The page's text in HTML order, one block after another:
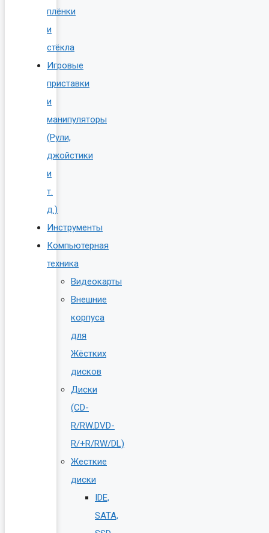
плёнки
и
стёкла
Игровые
приставки
и
манипуляторы
(Рули,
джойстики
и
т.
д.)
Инструменты
Компьютерная
техника
Видеокарты
Внешние
корпуса
для
Жёстких
дисков
Диски
(CD-
R/RW.DVD-
R/+R/RW/DL)
Жесткие
диски
IDE,
SATA,